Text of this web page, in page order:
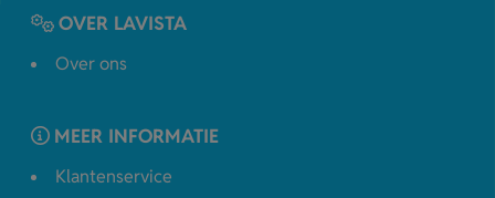
OVER LAVISTA
Over ons
MEER INFORMATIE
Klantenservice